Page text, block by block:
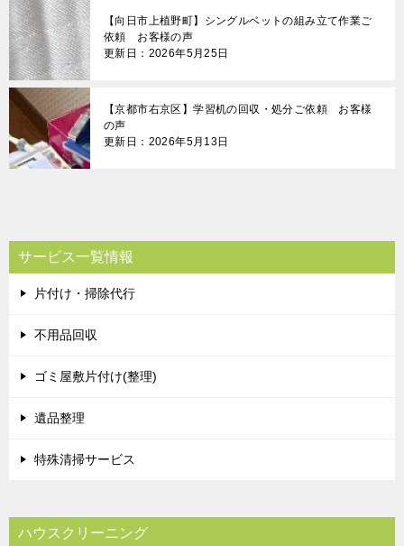
【向日市上植野町】シングルベットの組み立て作業ご
依頼 お客様の声
更新日：2026年5月25日
【京都市右京区】学習机の回収・処分ご依頼 お客様
の声
更新日：2026年5月13日
サービス一覧情報
片付け・掃除代行
不用品回収
ゴミ屋敷片付け(整理)
遺品整理
特殊清掃サービス
ハウスクリーニング